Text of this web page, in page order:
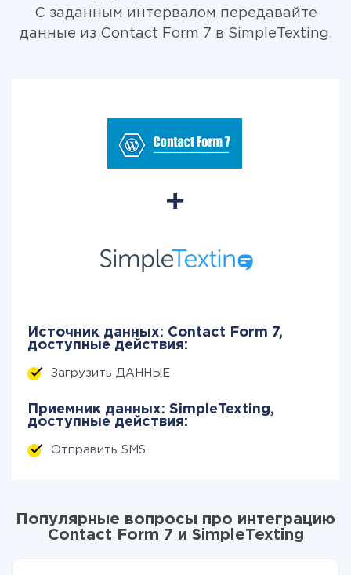
С заданным интервалом передавайте
данные из Contact Form 7 в SimpleTexting.
Источник данных: Contact Form 7,
доступные действия:
Загрузить ДАННЫЕ
Приемник данных: SimpleTexting,
доступные действия:
Отправить SMS
Популярные вопросы про интеграцию
Contact Form 7 и SimpleTexting